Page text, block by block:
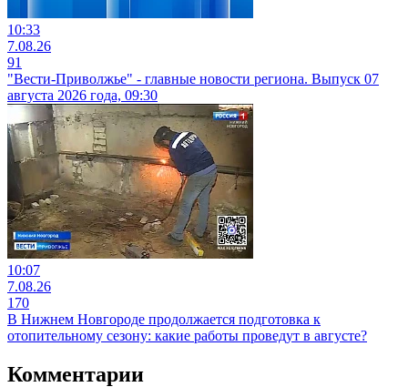
10:33
7.08.26
91
"Вести-Приволжье" - главные новости региона. Выпуск 07
августа 2026 года, 09:30
10:07
7.08.26
170
В Нижнем Новгороде продолжается подготовка к
отопительному сезону: какие работы проведут в августе?
Комментарии